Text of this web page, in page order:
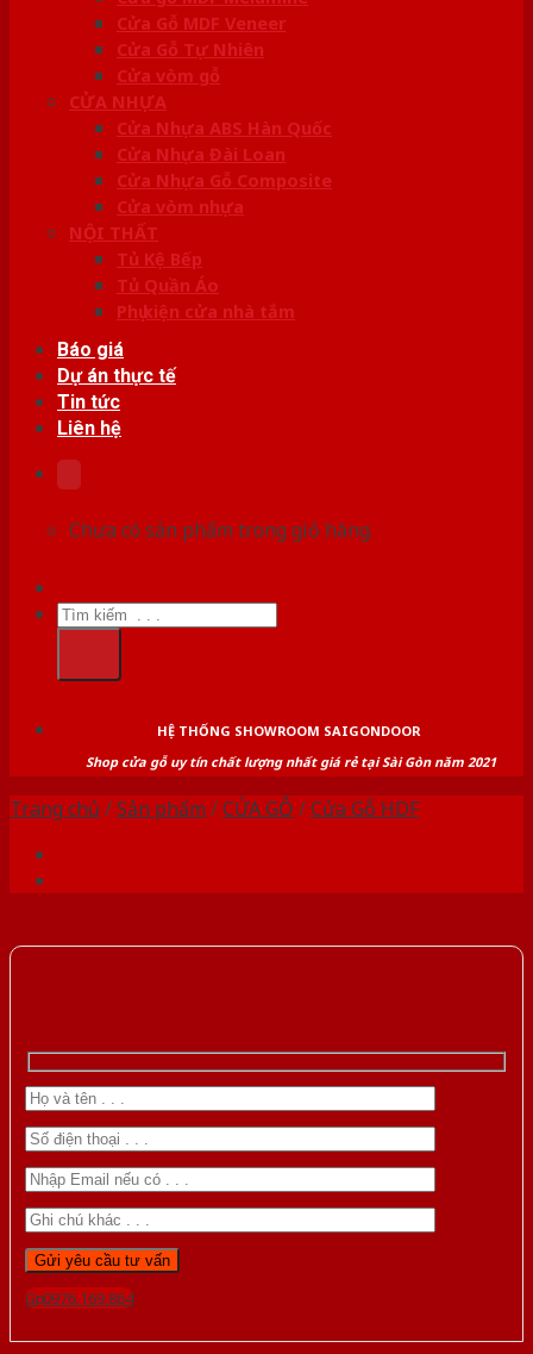
Cửa Gỗ MDF Veneer
Cửa Gỗ Tự Nhiên
Cửa vòm gỗ
CỬA NHỰA
Cửa Nhựa ABS Hàn Quốc
Cửa Nhựa Đài Loan
Cửa Nhựa Gỗ Composite
Cửa vòm nhựa
NỘI THẤT
Tủ Kệ Bếp
Tủ Quần Áo
Phụ kiện cửa nhà tắm
Báo giá
Dự án thực tế
Tin tức
Liên hệ
Chưa có sản phẩm trong giỏ hàng.
Tìm
kiếm:
HỆ THỐNG SHOWROOM SAIGONDOOR
Shop cửa gỗ uy tín chất lượng nhất giá rẻ tại Sài Gòn năm 2021
Trang chủ /Sản phẩm /CỬA GỖ /Cửa Gỗ HDF
Gọi 0976.169.864